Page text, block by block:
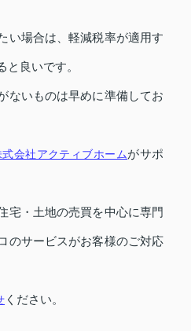
い場合は、軽減税率が適用す
と良いです。
ないものは早めに準備してお
会社アクティブホームがサポ
宅・土地の売買を中心に専門
のサービスがお客様のご対応
ください。